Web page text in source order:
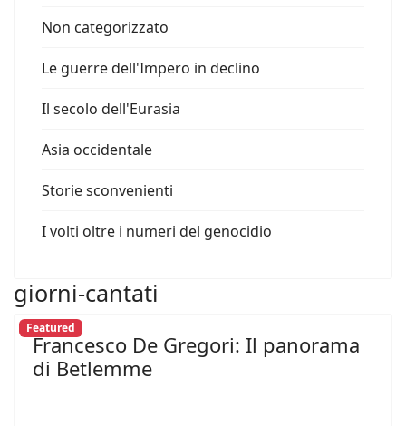
Non categorizzato
Le guerre dell'Impero in declino
Il secolo dell'Eurasia
Asia occidentale
Storie sconvenienti
I volti oltre i numeri del genocidio
giorni-cantati
Featured
Francesco De Gregori: Il panorama
di Betlemme